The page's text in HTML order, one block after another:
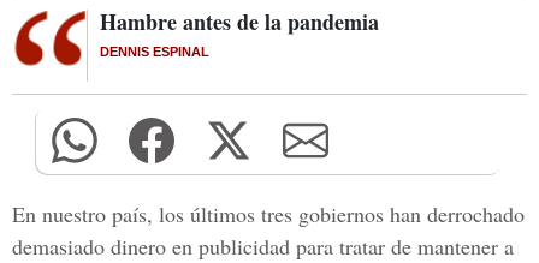
Hambre antes de la pandemia
DENNIS ESPINAL
En nuestro país, los últimos tres gobiernos han derrochado
demasiado dinero en publicidad para tratar de mantener a